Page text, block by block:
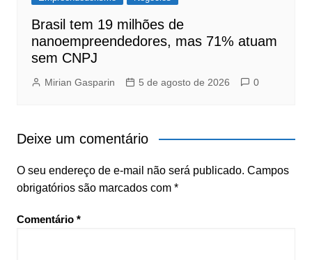
Brasil tem 19 milhões de
nanoempreendedores, mas 71% atuam
sem CNPJ
Mirian Gasparin 5 de agosto de 2026 0
Deixe um comentário
O seu endereço de e-mail não será publicado. Campos
obrigatórios são marcados com *
Comentário *